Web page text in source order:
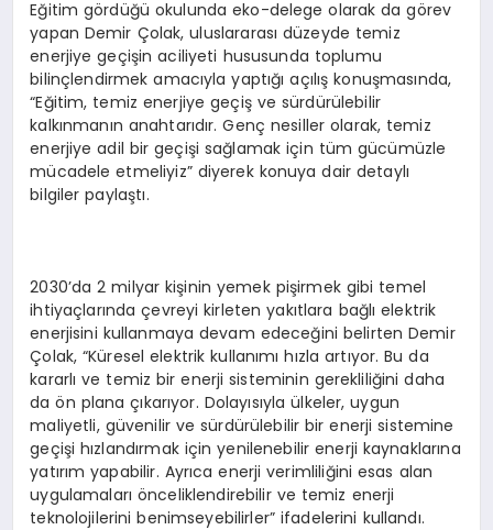
Eğitim gördüğü okulunda eko-delege olarak da görev
yapan Demir Çolak, uluslararası düzeyde temiz
enerjiye geçişin aciliyeti hususunda toplumu
bilinçlendirmek amacıyla yaptığı açılış konuşmasında,
“Eğitim, temiz enerjiye geçiş ve sürdürülebilir
kalkınmanın anahtarıdır. Genç nesiller olarak, temiz
enerjiye adil bir geçişi sağlamak için tüm gücümüzle
mücadele etmeliyiz” diyerek konuya dair detaylı
bilgiler paylaştı.
2030’da 2 milyar kişinin yemek pişirmek gibi temel
ihtiyaçlarında çevreyi kirleten yakıtlara bağlı elektrik
enerjisini kullanmaya devam edeceğini belirten Demir
Çolak, “Küresel elektrik kullanımı hızla artıyor. Bu da
kararlı ve temiz bir enerji sisteminin gerekliliğini daha
da ön plana çıkarıyor. Dolayısıyla ülkeler, uygun
maliyetli, güvenilir ve sürdürülebilir bir enerji sistemine
geçişi hızlandırmak için yenilenebilir enerji kaynaklarına
yatırım yapabilir. Ayrıca enerji verimliliğini esas alan
uygulamaları önceliklendirebilir ve temiz enerji
teknolojilerini benimseyebilirler” ifadelerini kullandı.